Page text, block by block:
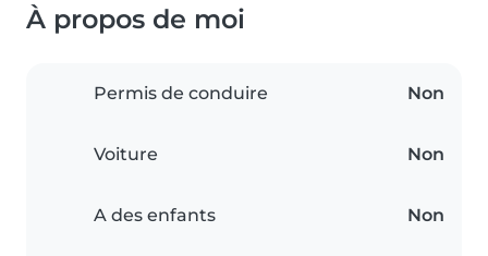
À propos de moi
Permis de conduire Non
Voiture Non
A des enfants Non